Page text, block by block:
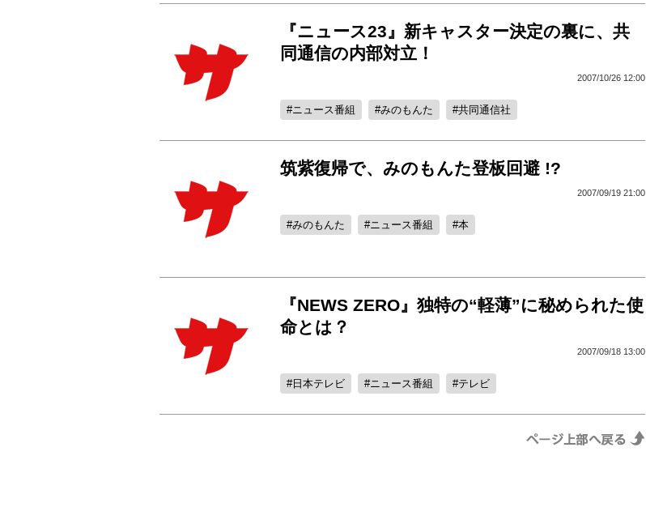
『ニュース23』新キャスター決定の裏に、共
同通信の内部対立！
2007/10/26 12:00
ニュース番組 みのもんた 共同通信社
筑紫復帰で、みのもんた登板回避 !?
2007/09/19 21:00
みのもんた ニュース番組 本
『NEWS ZERO』独特の“軽薄”に秘められた使
命とは？
2007/09/18 13:00
日本テレビ ニュース番組 テレビ